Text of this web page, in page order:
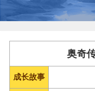
奥奇
成长故事